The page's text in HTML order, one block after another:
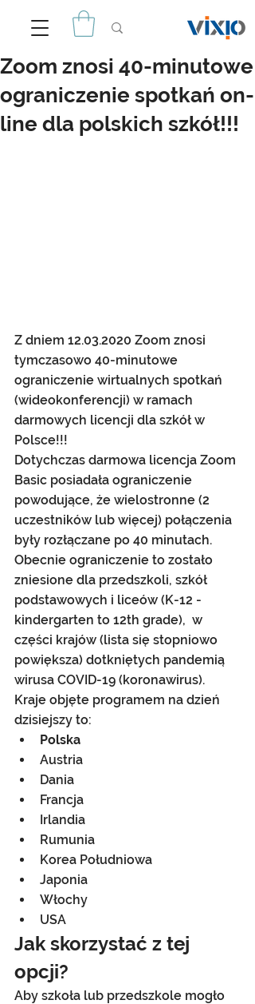
Zoom znosi 40-minutowe
ograniczenie spotkań on-
line dla polskich szkół!!!
Z dniem 12.03.2020 Zoom znosi
tymczasowo 40-minutowe
ograniczenie wirtualnych spotkań
(wideokonferencji) w ramach
darmowych licencji dla szkół w
Polsce!!!
Dotychczas darmowa licencja Zoom
Basic posiadała ograniczenie
powodujące, że wielostronne (2
uczestników lub więcej) połączenia
były rozłączane po 40 minutach.
Obecnie ograniczenie to zostało
zniesione dla przedszkoli, szkół
podstawowych i liceów (K-12 -
kindergarten to 12th grade),  w
części krajów (lista się stopniowo
powiększa) dotkniętych pandemią
wirusa COVID-19 (koronawirus).
Kraje objęte programem na dzień
dzisiejszy to:
Polska
Austria
Dania
Francja
Irlandia
Rumunia
Korea Południowa
Japonia
Włochy
USA
Jak skorzystać z tej
opcji?
Aby szkoła lub przedszkole mogło